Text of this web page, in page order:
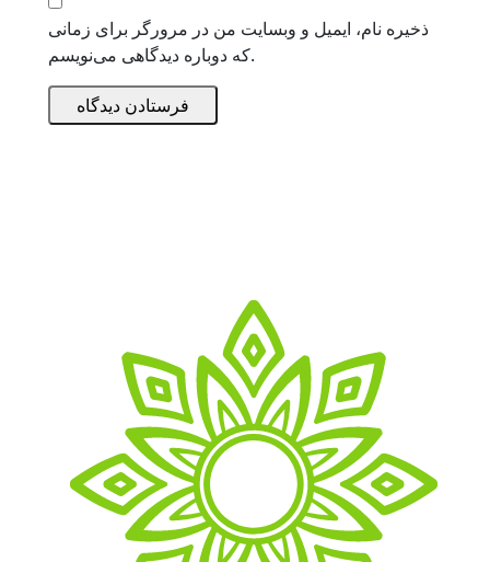
ذخیره نام، ایمیل و وبسایت من در مرورگر برای زمانی
که دوباره دیدگاهی می‌نویسم.